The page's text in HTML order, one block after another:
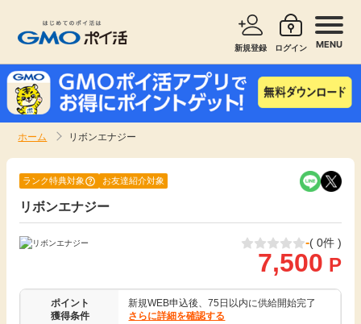
新規登録 ログイン MENU
ホーム リボンエナジー
新着
高還元
サービスで探す ショッピングで探す
無料サービス
クレジットカード
ランク特典対象 お友達紹介対象
リボンエナジー
-( 0件 )
7,500 P
ポイント
獲得条件
新規WEB申込後、75日以内に供給開始完了
さらに詳細を確認する